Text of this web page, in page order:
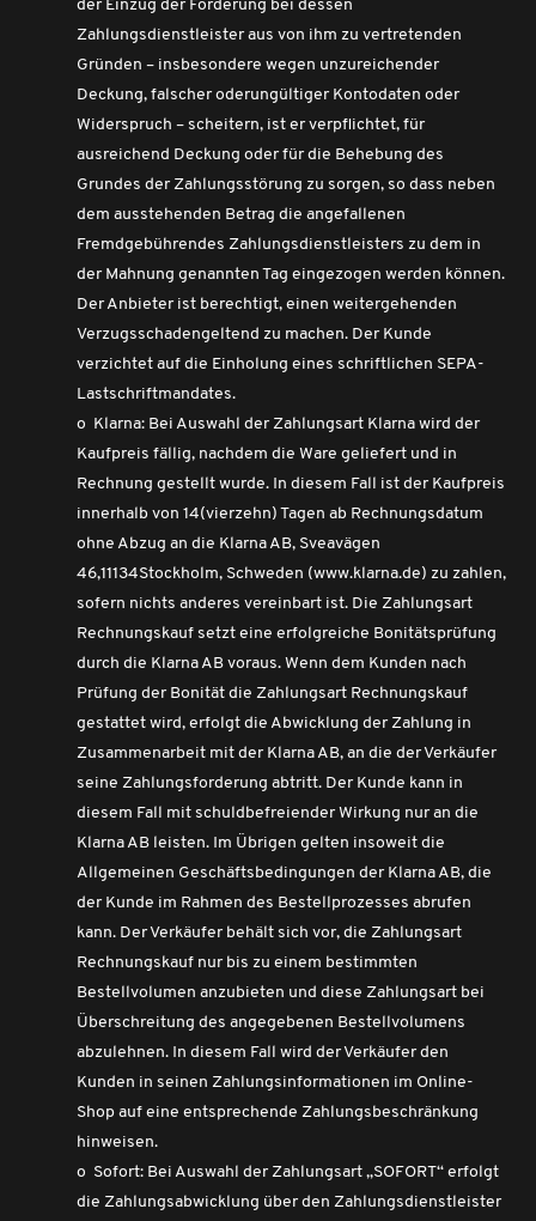
der Einzug der Forderung bei dessen
Zahlungsdienstleister aus von ihm zu vertretenden
Gründen – insbesondere wegen unzureichender
Deckung, falscher oderungültiger Kontodaten oder
Widerspruch – scheitern, ist er verpflichtet, für
ausreichend Deckung oder für die Behebung des
Grundes der Zahlungsstörung zu sorgen, so dass neben
dem ausstehenden Betrag die angefallenen
Fremdgebührendes Zahlungsdienstleisters zu dem in
der Mahnung genannten Tag eingezogen werden können.
Der Anbieter ist berechtigt, einen weitergehenden
Verzugsschadengeltend zu machen. Der Kunde
verzichtet auf die Einholung eines schriftlichen SEPA-
Lastschriftmandates.
o Klarna: Bei Auswahl der Zahlungsart Klarna wird der
Kaufpreis fällig, nachdem die Ware geliefert und in
Rechnung gestellt wurde. In diesem Fall ist der Kaufpreis
innerhalb von 14(vierzehn) Tagen ab Rechnungsdatum
ohne Abzug an die Klarna AB, Sveavägen
46,11134Stockholm, Schweden (www.klarna.de) zu zahlen,
sofern nichts anderes vereinbart ist. Die Zahlungsart
Rechnungskauf setzt eine erfolgreiche Bonitätsprüfung
durch die Klarna AB voraus. Wenn dem Kunden nach
Prüfung der Bonität die Zahlungsart Rechnungskauf
gestattet wird, erfolgt die Abwicklung der Zahlung in
Zusammenarbeit mit der Klarna AB, an die der Verkäufer
seine Zahlungsforderung abtritt. Der Kunde kann in
diesem Fall mit schuldbefreiender Wirkung nur an die
Klarna AB leisten. Im Übrigen gelten insoweit die
Allgemeinen Geschäftsbedingungen der Klarna AB, die
der Kunde im Rahmen des Bestellprozesses abrufen
kann. Der Verkäufer behält sich vor, die Zahlungsart
Rechnungskauf nur bis zu einem bestimmten
Bestellvolumen anzubieten und diese Zahlungsart bei
Überschreitung des angegebenen Bestellvolumens
abzulehnen. In diesem Fall wird der Verkäufer den
Kunden in seinen Zahlungsinformationen im Online-
Shop auf eine entsprechende Zahlungsbeschränkung
hinweisen.
o Sofort: Bei Auswahl der Zahlungsart „SOFORT“ erfolgt
die Zahlungsabwicklung über den Zahlungsdienstleister